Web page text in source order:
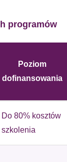
programów
Poziom
dofinansowania
Do 80% kosztów
szkolenia